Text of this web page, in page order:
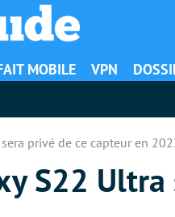
MOBILE VPN
privé de ce capteur en
S22 Ultra